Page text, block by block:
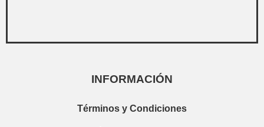
INFORMACIÓN
Términos y Condiciones